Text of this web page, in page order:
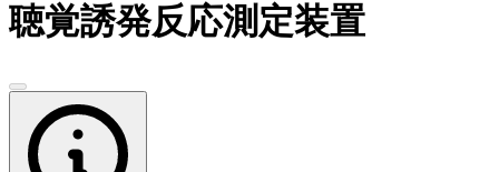
聴覚誘発反応測定装置